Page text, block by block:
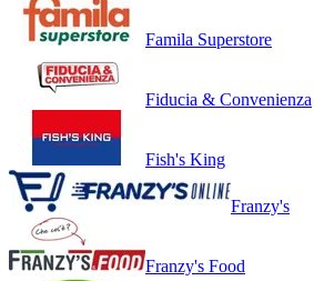
Famila Superstore
Fiducia & Convenienza
Fish's King
Franzy's
Franzy's Food